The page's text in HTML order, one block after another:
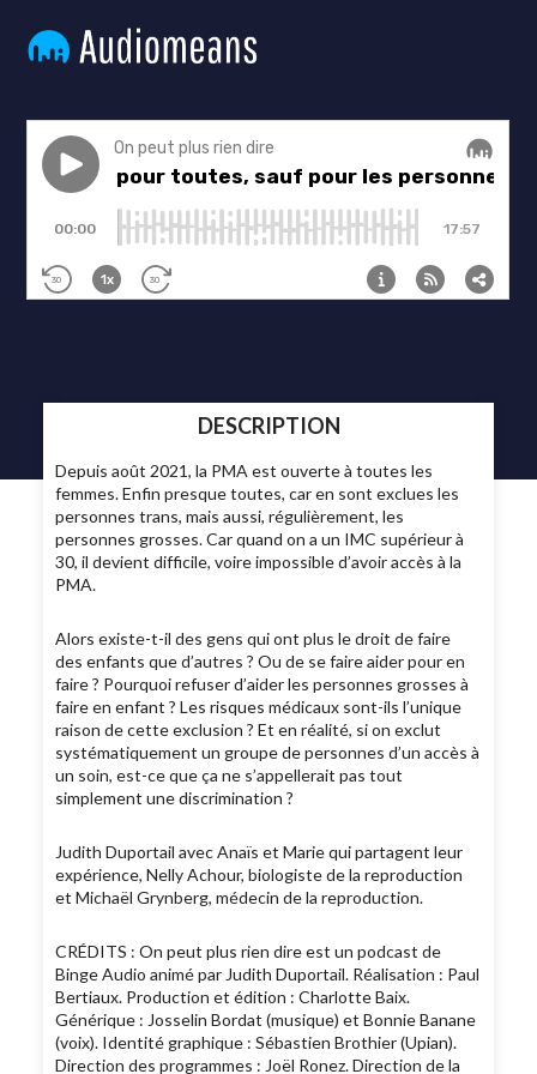
DESCRIPTION
Depuis août 2021, la PMA est ouverte à toutes les
femmes. Enfin presque toutes, car en sont exclues les
personnes trans, mais aussi, régulièrement, les
personnes grosses. Car quand on a un IMC supérieur à
30, il devient difficile, voire impossible d’avoir accès à la
PMA.
Alors existe-t-il des gens qui ont plus le droit de faire
des enfants que d’autres ? Ou de se faire aider pour en
faire ? Pourquoi refuser d’aider les personnes grosses à
faire en enfant ? Les risques médicaux sont-ils l’unique
raison de cette exclusion ? Et en réalité, si on exclut
systématiquement un groupe de personnes d’un accès à
un soin, est-ce que ça ne s’appellerait pas tout
simplement une discrimination ?
Judith Duportail avec Anaïs et Marie qui partagent leur
expérience, Nelly Achour, biologiste de la reproduction
et Michaël Grynberg, médecin de la reproduction.
CRÉDITS : On peut plus rien dire est un podcast de
Binge Audio animé par Judith Duportail. Réalisation : Paul
Bertiaux. Production et édition : Charlotte Baix.
Générique : Josselin Bordat (musique) et Bonnie Banane
(voix). Identité graphique : Sébastien Brothier (Upian).
Direction des programmes : Joël Ronez. Direction de la